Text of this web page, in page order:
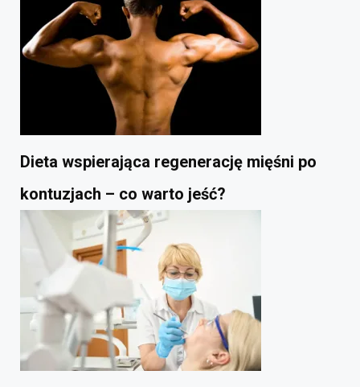
Dieta wspierająca regenerację mięśni po
kontuzjach – co warto jeść?